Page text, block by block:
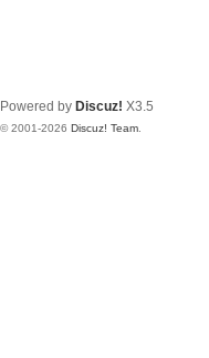
Powered by Discuz! X3.5
© 2001-2026 Discuz! Team